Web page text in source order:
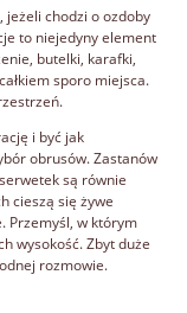
jeżeli chodzi o ozdoby
to niejedyny element
butelki, karafki,
sporo miejsca.
i być jak
obrusów. Zastanów
są równie
cieszą się żywe
Przemyśl, w którym
wysokość. Zbyt duże
rozmowie.